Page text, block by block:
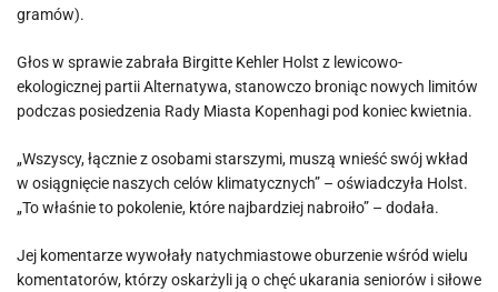
gramów).
Głos w sprawie zabrała Birgitte Kehler Holst z lewicowo-
ekologicznej partii Alternatywa, stanowczo broniąc nowych limitów
podczas posiedzenia Rady Miasta Kopenhagi pod koniec kwietnia.
„Wszyscy, łącznie z osobami starszymi, muszą wnieść swój wkład
w osiągnięcie naszych celów klimatycznych” – oświadczyła Holst.
„To właśnie to pokolenie, które najbardziej nabroiło” – dodała.
Jej komentarze wywołały natychmiastowe oburzenie wśród wielu
komentatorów, którzy oskarżyli ją o chęć ukarania seniorów i siłowe